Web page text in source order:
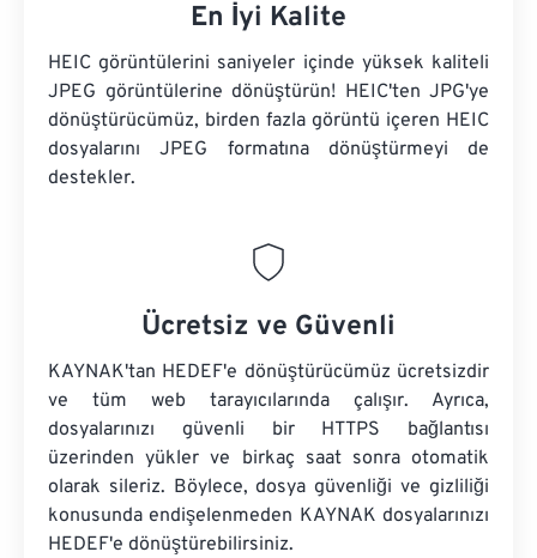
En İyi Kalite
HEIC görüntülerini saniyeler içinde yüksek kaliteli
JPEG görüntülerine dönüştürün! HEIC'ten JPG'ye
dönüştürücümüz, birden fazla görüntü içeren HEIC
dosyalarını JPEG formatına dönüştürmeyi de
destekler.
Ücretsiz ve Güvenli
KAYNAK'tan HEDEF'e dönüştürücümüz ücretsizdir
ve tüm web tarayıcılarında çalışır. Ayrıca,
dosyalarınızı güvenli bir HTTPS bağlantısı
üzerinden yükler ve birkaç saat sonra otomatik
olarak sileriz. Böylece, dosya güvenliği ve gizliliği
konusunda endişelenmeden KAYNAK dosyalarınızı
HEDEF'e dönüştürebilirsiniz.